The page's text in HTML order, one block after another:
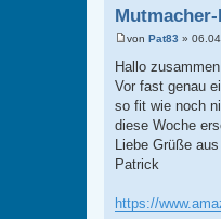
e
i
t
a
g
von Pat83 »
Hallo
Vor fast genau
so fit wie noch
diese Woche
Liebe Grüße
Patrick
https://